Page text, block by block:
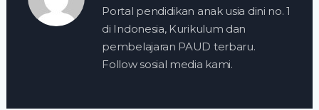
Portal pendidikan anak usia dini no. 1
di Indonesia, Kurikulum dan
pembelajaran PAUD terbaru.
Follow sosial media kami.